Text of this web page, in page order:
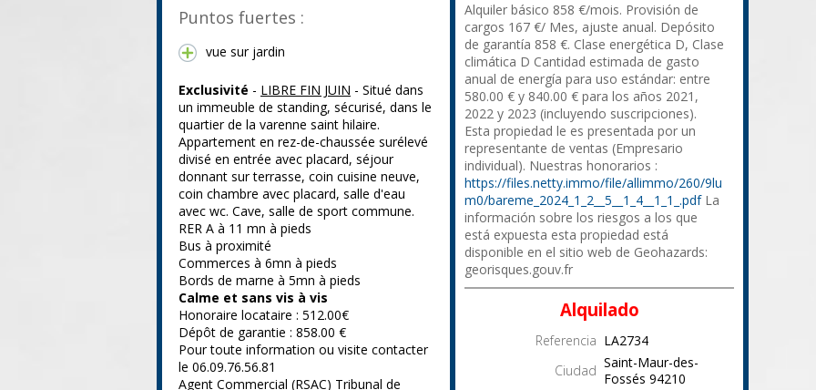
Puntos fuertes :
vue sur jardin
Exclusivité - LIBRE FIN JUIN - Situé dans
un immeuble de standing, sécurisé, dans le
quartier de la varenne saint hilaire.
Appartement en rez-de-chaussée surélevé
divisé en entrée avec placard, séjour
donnant sur terrasse, coin cuisine neuve,
coin chambre avec placard, salle d'eau
avec wc. Cave, salle de sport commune.
RER A à 11 mn à pieds
Bus à proximité
Commerces à 6mn à pieds
Bords de marne à 5mn à pieds
Calme et sans vis à vis
Honoraire locataire : 512.00€
Dépôt de garantie : 858.00 €
Pour toute information ou visite contacter
le 06.09.76.56.81
Agent Commercial (RSAC) Tribunal de
Alquiler básico 858 €/mois. Provisión de
cargos 167 €/ Mes, ajuste anual. Depósito
de garantía 858 €. Clase energética D, Clase
climática D Cantidad estimada de gasto
anual de energía para uso estándar: entre
580.00 € y 840.00 € para los años 2021,
2022 y 2023 (incluyendo suscripciones).
Esta propiedad le es presentada por un
representante de ventas (Empresario
individual). Nuestras honorarios :
https://files.netty.immo/file/allimmo/260/9lu
m0/bareme_2024_1_2__5__1_4__1_1_.pdfLa
información sobre los riesgos a los que
está expuesta esta propiedad está
disponible en el sitio web de Geohazards:
georisques.gouv.fr
Alquilado
Referencia LA2734
Ciudad Saint-Maur-des-
Fossés 94210